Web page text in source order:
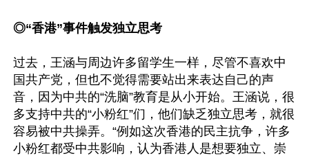
◎“香港”事件触发独立思考
过去，王涵与周边许多留学生一样，尽管不喜欢中
国共产党，但也不觉得需要站出来表达自己的声
音，因为中共的“洗脑”教育是从小开始。王涵说，很
多支持中共的“小粉红”们，他们缺乏独立思考，就很
容易被中共操弄。“例如这次香港的民主抗争，许多
小粉红都受中共影响，认为香港人是想要独立、崇